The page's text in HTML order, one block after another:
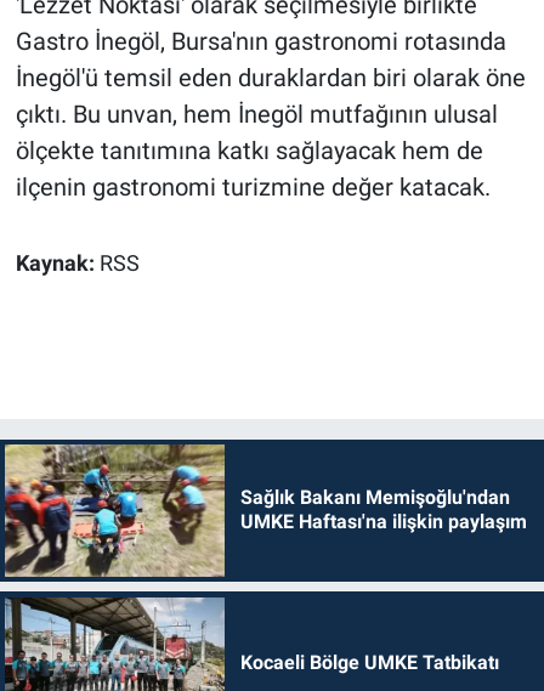
Gastro İnegöl, Bursa'nın gastronomi rotasında
İnegöl'ü temsil eden duraklardan biri olarak öne
çıktı. Bu unvan, hem İnegöl mutfağının ulusal
ölçekte tanıtımına katkı sağlayacak hem de
ilçenin gastronomi turizmine değer katacak.
Kaynak: RSS
Sağlık Bakanı Memişoğlu'ndan
UMKE Haftası'na ilişkin paylaşım
Kocaeli Bölge UMKE Tatbikatı